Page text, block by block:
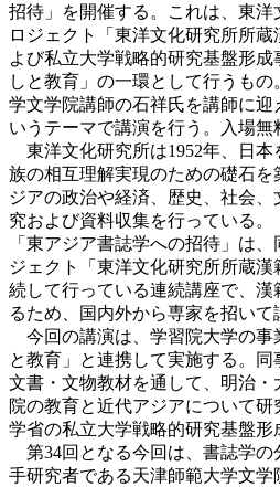
招待」を開催する。これは、東
ロジェクト「東洋文化研究所所
よび私立大学戦略的研究基盤形
しと教育」の一環として行うも
学文学院講師の石祥氏を講師に迎
いうテーマで講演を行う。入場無
東洋文化研究所は1952年、日本
族の相互理解実現のための礎石
ジアの政治や経済、歴史、社会
究および資料収集を行っている。
「東アジア書誌学への招待」は
ジェクト「東洋文化研究所所蔵
続して行っている連続講座で、
るため、国内外から専家を招いて
今回の講演は、学習院大学の事
と教育」と連携して実施する。同
文書・文物教材を通して、明治
院の教育と近代アジアについて
学省の私立大学戦略的研究基盤形
第34回となる今回は、書誌学の
手研究者である天津師範大学文